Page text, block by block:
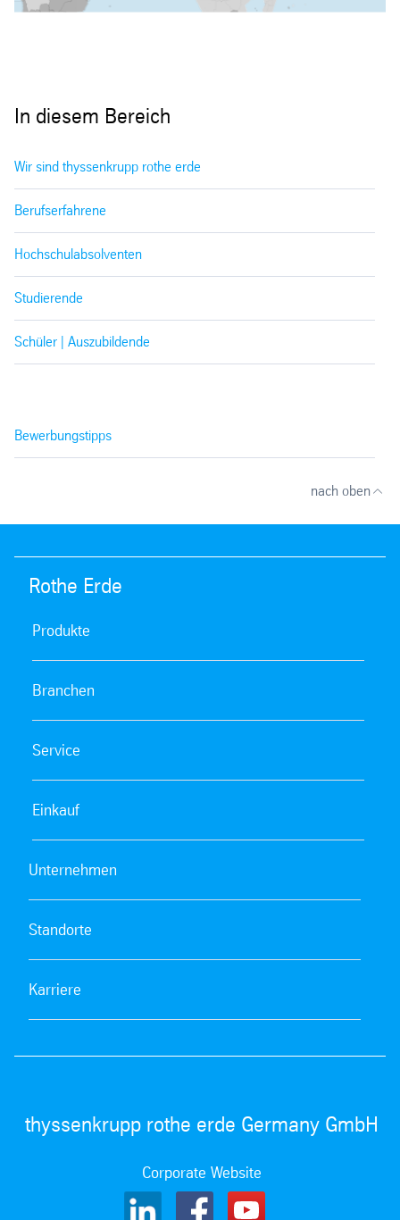
In diesem Bereich
Wir sind thyssenkrupp rothe erde
Berufserfahrene
Hochschulabsolventen
Studierende
Schüler | Auszubildende
Bewerbungstipps
nach oben
Rothe Erde
Produkte
Branchen
Service
Einkauf
Unternehmen
Standorte
Karriere
thyssenkrupp rothe erde Germany GmbH
Corporate Website